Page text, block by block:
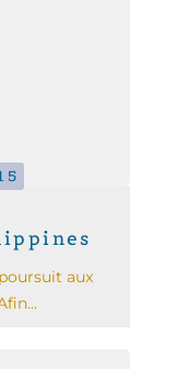
aux